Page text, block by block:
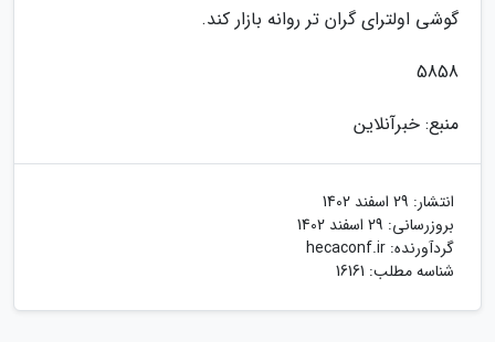
گوشی اولترای گران تر روانه بازار کند.
5858
منبع: خبرآنلاین
انتشار: 29 اسفند 1402
بروزرسانی: 29 اسفند 1402
گردآورنده: hecaconf.ir
شناسه مطلب: 16161